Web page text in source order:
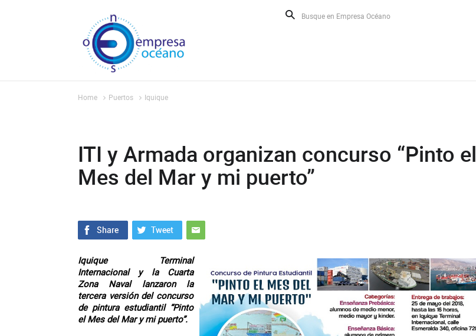
Home Puertos Iquique
ITI y Armada organizan concurso “Pinto el
Mes del Mar y mi puerto”
Iquique Terminal
Internacional y la Cuarta
Zona Naval lanzaron la
tercera versión del concurso
de pintura estudiantil “Pinto
el Mes del Mar y mi puerto”.